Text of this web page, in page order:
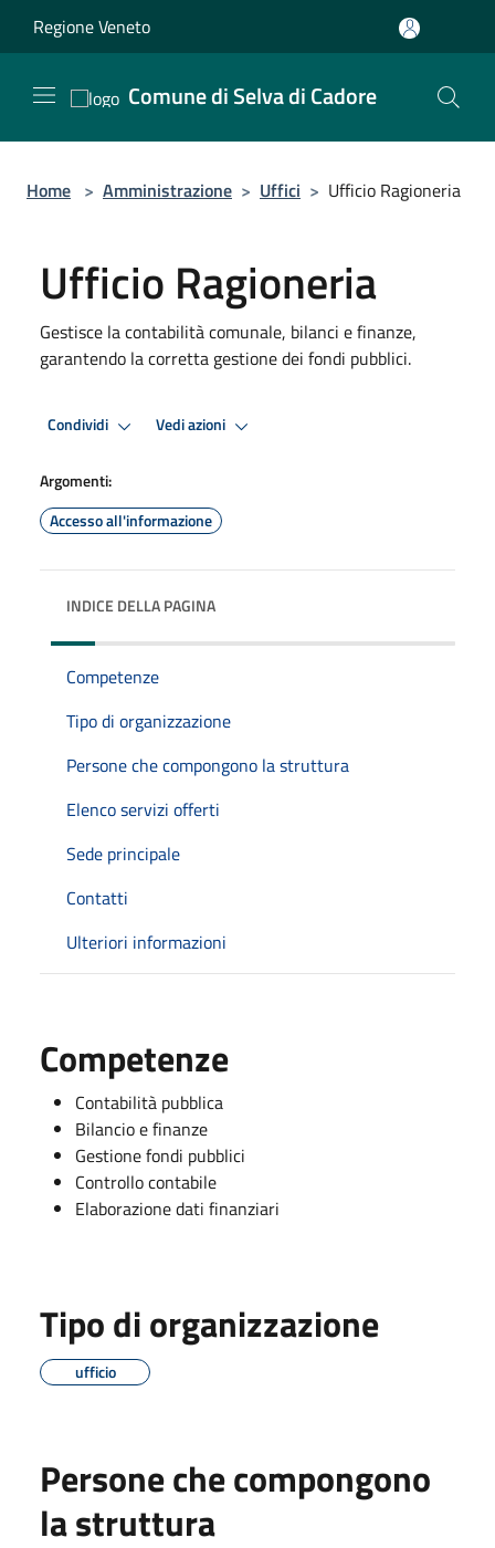
Regione Veneto
Comune di Selva di Cadore
Home > Amministrazione > Uffici > Ufficio Ragioneria
Ufficio Ragioneria
Gestisce la contabilità comunale, bilanci e finanze,
garantendo la corretta gestione dei fondi pubblici.
Condividi Vedi azioni
Argomenti:
Accesso all'informazione
INDICE DELLA PAGINA
Competenze
Tipo di organizzazione
Persone che compongono la struttura
Elenco servizi offerti
Sede principale
Contatti
Ulteriori informazioni
Competenze
Contabilità pubblica
Bilancio e finanze
Gestione fondi pubblici
Controllo contabile
Elaborazione dati finanziari
Tipo di organizzazione
ufficio
Persone che compongono
la struttura